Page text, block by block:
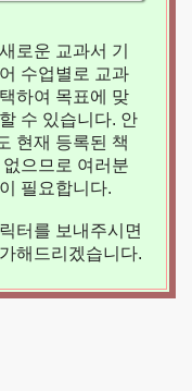
로운 교과서 기
수업별로 교과
하여 목표에 맞
수 있습니다. 안
현재 등록된 책
없으므로 여러분
필요합니다.
터를 보내주시면
해드리겠습니다.